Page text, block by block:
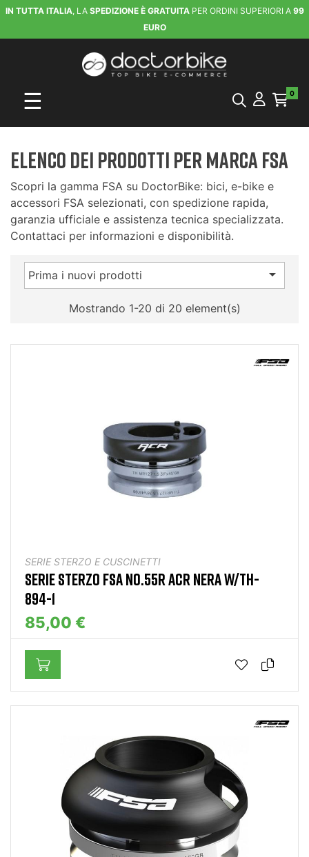
IN TUTTA ITALIA, LA SPEDIZIONE È GRATUITAPER ORDINI SUPERIORI A 99
EURO
navigazione Toggle
☰ 0
Elenco dei prodotti per marca FSA
Scopri la gamma FSA su DoctorBike: bici, e-bike e
accessori FSA selezionati, con spedizione rapida,
garanzia ufficiale e assistenza tecnica specializzata.
Contattaci per informazioni e disponibilità.
Prima i nuovi prodotti 
Mostrando 1-20 di 20 element(s)
SERIE STERZO E CUSCINETTI
SERIE STERZO FSA NO.55R ACR NERA W/TH-
894-1
85,00 €